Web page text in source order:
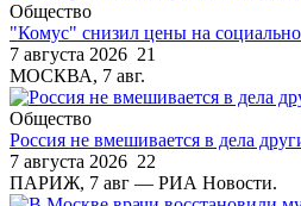
Общество
"Комус" снизил цены на
7 августа 2026 21
МОСКВА, 7 авг.
Общество
Россия не вмешивается в дела
7 августа 2026 22
ПАРИЖ, 7 авг — РИА Новости.